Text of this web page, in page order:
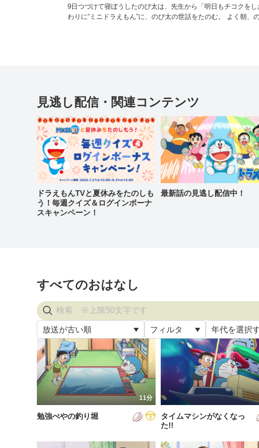
9日つづけて寝ぼうしたのび太は、先生から「明日もチコクを
わりに“ミニドラえもん”に、のび太の世話をたのむ。 よく朝
れ、スヤスヤと寝入っていたのだ…！ あわてたミニドラは次
見逃し配信・関連コンテンツ
ドラえもんTVと夏休みをたのしも
う！毎週クイズ＆ログインボーナ
スキャンペーン！
最新話の見逃し配信中！
すべてのおはなし
放送が古い順
放送が古い順
放送が新しい順
配信が古い順
配信が新しい順
あいうえお順(降順)
フィルタ
すべて
視聴済み
年代を選択
すべて
2005年
2006年
2007年
2009年
11分
勉強べやの釣り堀
タイムマシンがなくなっ
た!!